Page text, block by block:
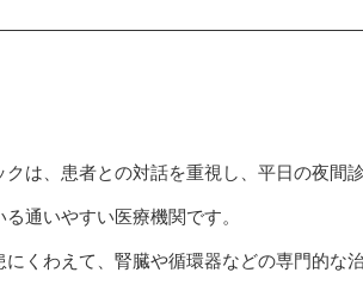
クは、患者との対話を重視し、平日の夜間
通いやすい医療機関です。
にくわえて、腎臓や循環器などの専門的な